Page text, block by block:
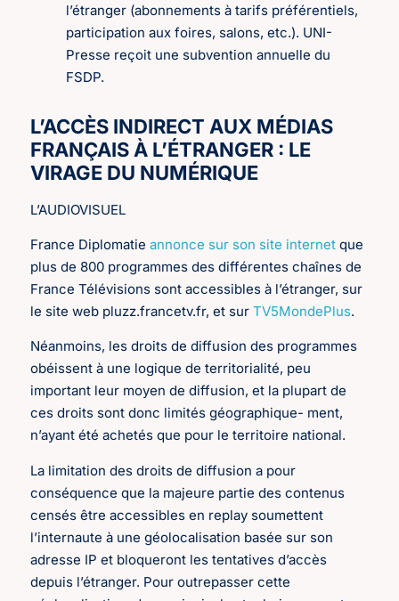
l’étranger (abonnements à tarifs préférentiels,
participation aux foires, salons, etc.). UNI-
Presse reçoit une subvention annuelle du
FSDP.
L’ACCÈS INDIRECT AUX MÉDIAS
FRANÇAIS À L’ÉTRANGER : LE
VIRAGE DU NUMÉRIQUE
L’AUDIOVISUEL
France Diplomatieannonce sur son site internetque
plus de 800 programmes des différentes chaînes de
France Télévisions sont accessibles à l’étranger, sur
le site web pluzz.francetv.fr, et surTV5MondePlus.
Néanmoins, les droits de diffusion des programmes
obéissent à une logique de territorialité, peu
important leur moyen de diffusion, et la plupart de
ces droits sont donc limités géographique- ment,
n’ayant été achetés que pour le territoire national.
La limitation des droits de diffusion a pour
conséquence que la majeure partie des contenus
censés être accessibles en replay soumettent
l’internaute à une géolocalisation basée sur son
adresse IP et bloqueront les tentatives d’accès
depuis l’étranger. Pour outrepasser cette